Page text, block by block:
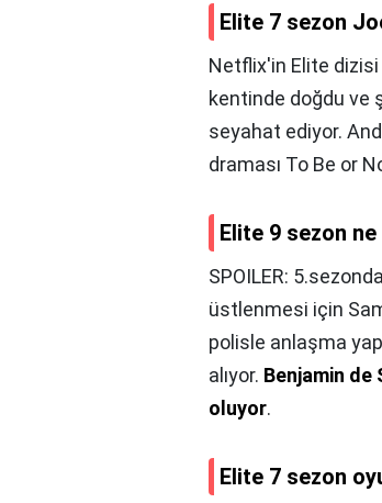
Elite 7 sezon
Netflix'in Elite
kentinde doğdu ve
seyahat ediyor.
draması To Be or
Elite 9 sezon ne
SPOILER:
üstlenmesi için
polisle anlaşma
alıyor. Benjamin de
oluyor.
Elite 7 sezon